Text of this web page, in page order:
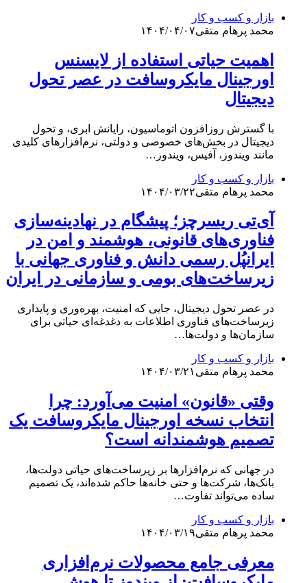
بازار و کسب و کار
محمد پرهام متقی۱۴۰۴/۰۴/۰۷
اهمیت حیاتی استفاده از لایسنس
اورجینال مایکروسافت در عصر تحول
دیجیتال
با گسترش روزافزون اتوماسیون، رایانش ابری، و تحول
دیجیتال در بخش‌های خصوصی و دولتی، نرم‌افزارهای کلیدی
مانند ویندوز، آفیس، ویندوز…
بازار و کسب و کار
محمد پرهام متقی۱۴۰۴/۰۳/۲۲
آی‌تی ریسرچز؛ پیشگام در نهادینه‌سازی
فناوری‌های قانونی، هوشمند و امن در
ایرانپُل رسمی دانش و فناوری جهانی با
زیرساخت‌های بومی و سازمانی در ایران
در عصر تحول دیجیتال، جایی که امنیت، بهره‌وری و پایداری
زیرساخت‌های فناوری اطلاعات به دغدغه‌ای حیاتی برای
سازمان‌ها و دولت‌ها…
بازار و کسب و کار
محمد پرهام متقی ۱۴۰۴/۰۳/۲۱
وقتی «قانون» امنیت می‌آورد: چرا
انتخاب نسخه اورجینال مایکروسافت یک
تصمیم هوشمندانه است؟
در جهانی که نرم‌افزارها بر زیرساخت‌های حیاتی دولت‌ها،
بانک‌ها، شرکت‌ها و حتی خانه‌ها حاکم شده‌اند، یک تصمیم
ساده می‌تواند تفاوت…
بازار و کسب و کار
محمد پرهام متقی۱۴۰۴/۰۳/۱۹
معرفی جامع محصولات نرم‌افزاری